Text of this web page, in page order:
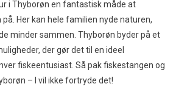
i Thyborøn en fantastisk måde at
Her kan hele familien nyde naturen,
minder sammen. Thyborøn byder på et
der gør det til en ideel
fiskeentusiast. Så pak fiskestangen og
– I vil ikke fortryde det!